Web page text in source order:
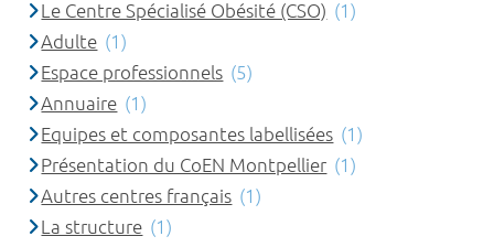
Le Centre Spécialisé Obésité (CSO) (1)
Adulte (1)
Espace professionnels (5)
Annuaire (1)
Equipes et composantes labellisées (1)
Présentation du CoEN Montpellier (1)
Autres centres français (1)
La structure (1)